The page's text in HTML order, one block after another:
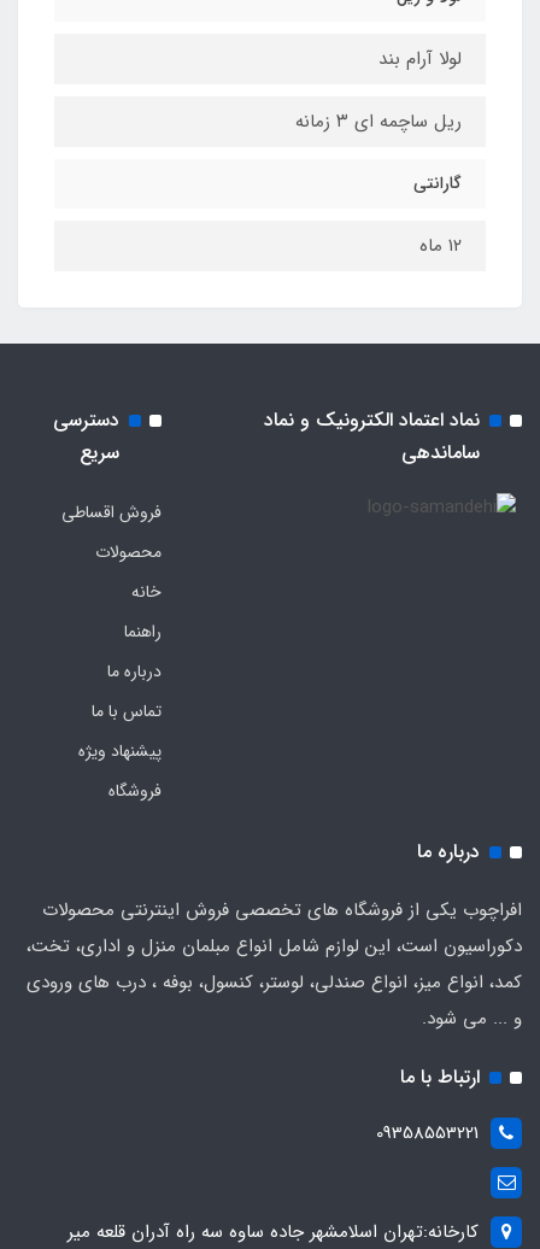
لولا آرام بند
ریل ساچمه ای ۳ زمانه
گارانتی
۱۲ ماه
نماد اعتماد الکترونیک و نماد
ساماندهی
دسترسی
سریع
فروش اقساطی
محصولات
خانه
راهنما
درباره ما
تماس با ما
پیشنهاد ویژه
فروشگاه
درباره ما
افراچوب یکی از فروشگاه های تخصصی فروش اینترنتی محصولات
دکوراسیون است، این لوازم شامل انواع مبلمان منزل و اداری، تخت،
کمد، انواع میز، انواع صندلی، لوستر، کنسول، بوفه ، درب های ورودی
و ... می شود.
ارتباط با ما
09358553221
کارخانه:تهران اسلامشهر جاده ساوه سه راه آدران قلعه میر